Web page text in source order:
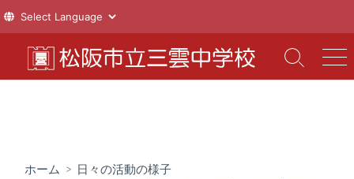
テ
検
索
メ
ニ
ホーム > 日々の活動の様子